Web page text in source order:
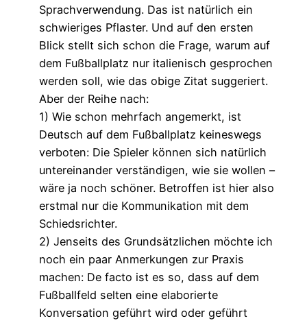
Sprachverwendung. Das ist natürlich ein
schwieriges Pflaster. Und auf den ersten
Blick stellt sich schon die Frage, warum auf
dem Fußballplatz nur italienisch gesprochen
werden soll, wie das obige Zitat suggeriert.
Aber der Reihe nach:
1) Wie schon mehrfach angemerkt, ist
Deutsch auf dem Fußballplatz keineswegs
verboten: Die Spieler können sich natürlich
untereinander verständigen, wie sie wollen –
wäre ja noch schöner. Betroffen ist hier also
erstmal nur die Kommunikation mit dem
Schiedsrichter.
2) Jenseits des Grundsätzlichen möchte ich
noch ein paar Anmerkungen zur Praxis
machen: De facto ist es so, dass auf dem
Fußballfeld selten eine elaborierte
Konversation geführt wird oder geführt